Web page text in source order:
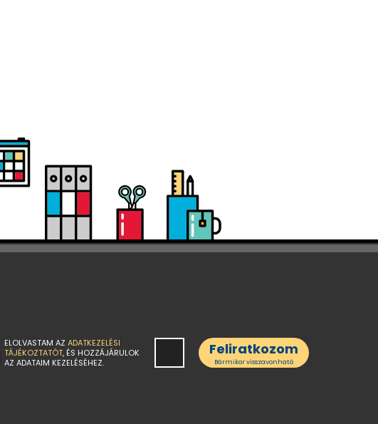
ELOLVASTAM AZ ADATKEZELÉSI
TÁJÉKOZTATÓT, ÉS HOZZÁJÁRULOK
AZ ADATAIM KEZELÉSÉHEZ.
Feliratkozom
Bármikor visszavonható